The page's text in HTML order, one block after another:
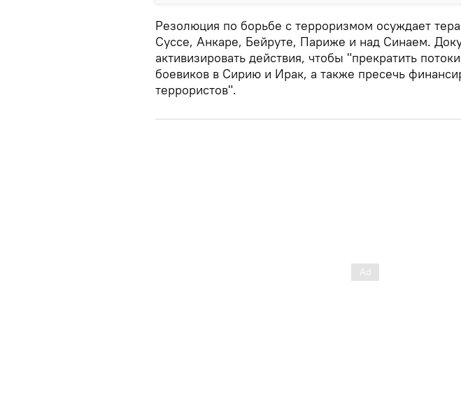
Резолюция по борьбе с терроризмом осуждает
Суссе, Анкаре, Бейруте, Париже и над Синаем.
активизировать действия, чтобы "прекратить
боевиков в Сирию и Ирак, а также пресечь
террористов".